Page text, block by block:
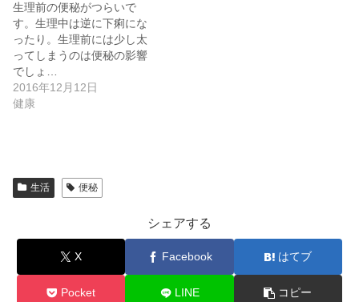
生理前の便秘がつらいで
す。生理中は逆に下痢にな
ったり。生理前には少し太
ってしまうのは便秘の影響
でしょ…
2016年12月12日
健康
生活 便秘
シェアする
X Facebook はてブ
Pocket LINE コピー